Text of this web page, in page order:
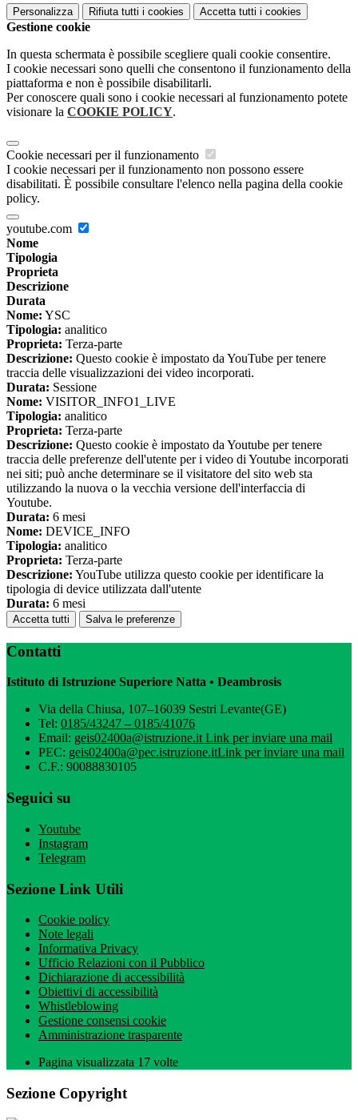
Personalizza Rifiuta tutti i cookies Accetta tutti i cookies
Gestione cookie
In questa schermata è possibile scegliere quali cookie consentire.
I cookie necessari sono quelli che consentono il funzionamento della
piattaforma e non è possibile disabilitarli.
Per conoscere quali sono i cookie necessari al funzionamento potete
visionare la COOKIE POLICY.
Cookie necessari per il funzionamento
I cookie necessari per il funzionamento non possono essere
disabilitati. È possibile consultare l'elenco nella pagina della cookie
policy.
youtube.com
Nome
Tipologia
Proprieta
Descrizione
Durata
Nome: YSC
Tipologia: analitico
Proprieta: Terza-parte
Descrizione: Questo cookie è impostato da YouTube per tenere
traccia delle visualizzazioni dei video incorporati.
Durata: Sessione
Nome: VISITOR_INFO1_LIVE
Tipologia: analitico
Proprieta: Terza-parte
Descrizione: Questo cookie è impostato da Youtube per tenere
traccia delle preferenze dell'utente per i video di Youtube incorporati
nei siti; può anche determinare se il visitatore del sito web sta
utilizzando la nuova o la vecchia versione dell'interfaccia di
Youtube.
Durata: 6 mesi
Nome: DEVICE_INFO
Tipologia: analitico
Proprieta: Terza-parte
Descrizione: YouTube utilizza questo cookie per identificare la
tipologia di device utilizzata dall'utente
Durata: 6 mesi
Accetta tutti Salva le preferenze
Contatti
Istituto di Istruzione Superiore Natta • Deambrosis
Via della Chiusa, 107–16039 Sestri Levante(GE)
Tel: 0185/43247 – 0185/41076
Email: geis02400a@istruzione.itLink per inviare una mail
PEC: geis02400a@pec.istruzione.itLink per inviare una mail
C.F.: 90088830105
Seguici su
Youtube
Instagram
Telegram
Sezione Link Utili
Cookie policy
Note legali
Informativa Privacy
Ufficio Relazioni con il Pubblico
Dichiarazione di accessibilità
Obiettivi di accessibilità
Whistleblowing
Gestione consensi cookie
Amministrazione trasparente
Pagina visualizzata 17 volte
Sezione Copyright